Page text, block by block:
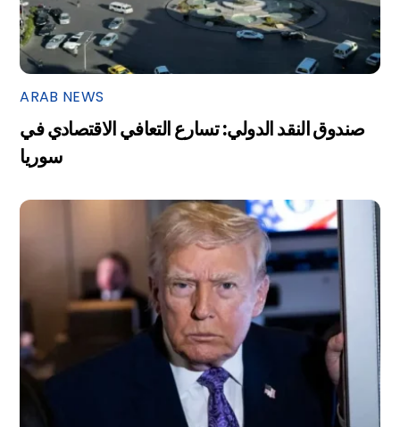
ARAB NEWS
صندوق النقد الدولي: تسارع التعافي الاقتصادي في
سوريا